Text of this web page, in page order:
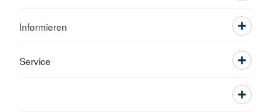
Informieren
Service